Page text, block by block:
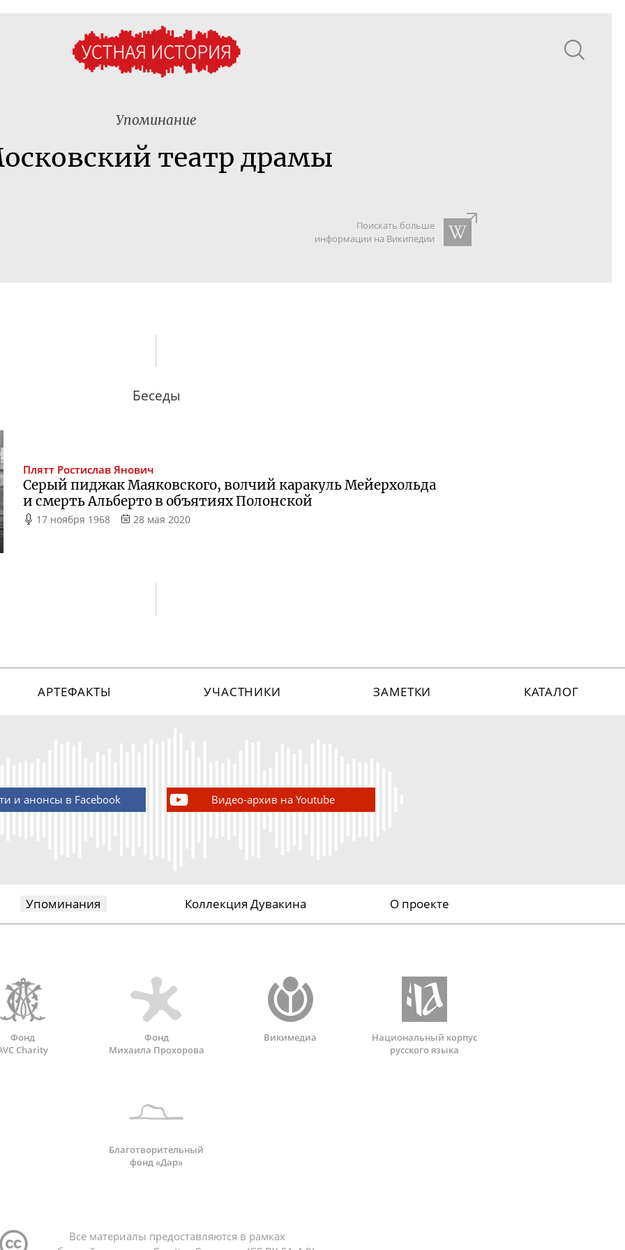
Упоминание
театр драмы
Поискать больше
информации на Википедии
Беседы
Плятт Ростислав Янович
Серый пиджак Маяковского, волчий каракуль Мейерхольда
и смерть Альберто в объятиях Полонской
17 ноября 1968 28 мая 2020
АРТЕФАКТЫ УЧАСТНИКИ ЗАМЕТКИ КАТАЛОГ
и анонсы в Facebook Видео-архив на Youtube
Упоминания Коллекция Дувакина О проекте
Фонд
Charity
Фонд
Михаила Прохорова
Викимедиа
Национальный корпус
русского языка
Благотворительный
фонд «Дар»
Все материалы предоставляются в рамках